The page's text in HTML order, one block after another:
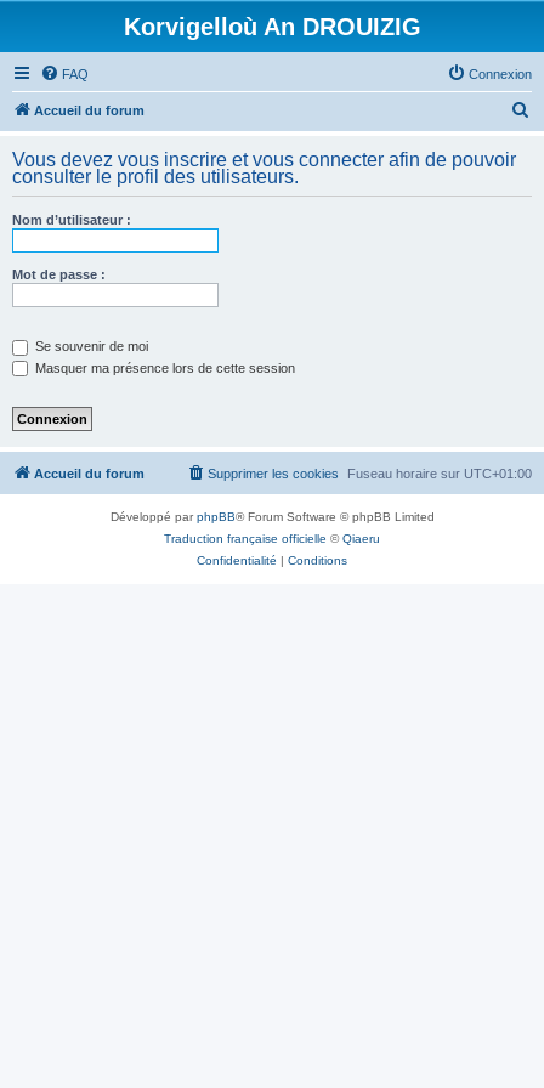
Korvigelloù An DROUIZIG
FAQ Connexion
Accueil du forum
h
Vous devez vous inscrire et vous connecter afin de pouvoir
consulter le profil des utilisateurs.
Nom d’utilisateur :
Mot de passe :
Se souvenir de moi
Masquer ma présence lors de cette session
Accueil du forum Fuseau horaire sur UTC+01:00
Supprimer les cookies
Développé parphpBB® Forum Software © phpBB Limited
Traduction française officielle ©Qiaeru
Confidentialité | Conditions